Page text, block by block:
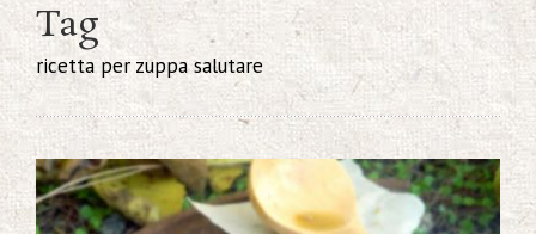
Tag
ricetta per zuppa salutare